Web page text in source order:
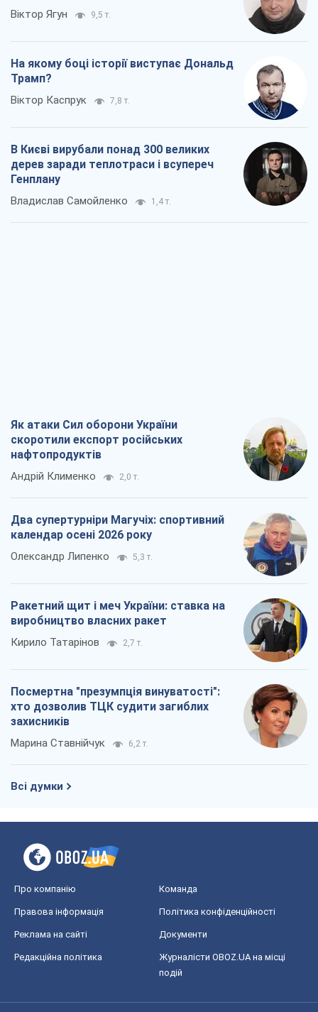
Віктор Ягун 9,5 т.
На якому боці історії виступає Дональд
Трамп?
Віктор Каспрук 7,8 т.
В Києві вирубали понад 300 великих
дерев заради теплотраси і всупереч
Генплану
Владислав Самойленко 1,4 т.
Як атаки Сил оборони України
скоротили експорт російських
нафтопродуктів
Андрій Клименко 2,0 т.
Два супертурніри Магучіх: спортивний
календар осені 2026 року
Олександр Липенко 5,3 т.
Ракетний щит і меч України: ставка на
виробництво власних ракет
Кирило Татарінов 2,7 т.
Посмертна "презумпція винуватості":
хто дозволив ТЦК судити загиблих
захисників
Марина Ставнійчук 6,2 т.
Всі думки
Про компанію Команда
Правова інформація Політика конфіденційності
Реклама на сайті Документи
Редакційна політика
Журналісти OBOZ.UA на місці
подій